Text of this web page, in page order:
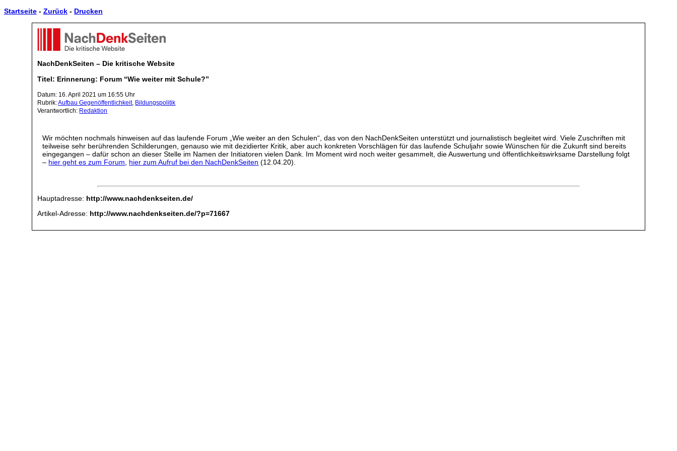
Startseite - Zurück - Drucken
NachDenkSeiten – Die kritische Website
Titel: Erinnerung: Forum “Wie weiter mit Schule?”
Datum: 16. April 2021 um 16:55 Uhr
Rubrik:Aufbau Gegenöffentlichkeit, Bildungspolitik
Verantwortlich: Redaktion
Wir möchten nochmals hinweisen auf das laufende Forum „Wie weiter an den Schulen“, das von den NachDenkSeiten unterstützt und journalistisch begleitet wird. Viele Zuschriften mit
teilweise sehr berührenden Schilderungen, genauso wie mit dezidierter Kritik, aber auch konkreten Vorschlägen für das laufende Schuljahr sowie Wünschen für die Zukunft sind bereits
eingegangen – dafür schon an dieser Stelle im Namen der Initiatoren vielen Dank. Im Moment wird noch weiter gesammelt, die Auswertung und öffentlichkeitswirksame Darstellung folgt
– hier geht es zum Forum hier zum Aufruf bei den NachDenkSeiten (12.04.20).
Hauptadresse: http://www.nachdenkseiten.de/
Artikel-Adresse: http://www.nachdenkseiten.de/?p=71667